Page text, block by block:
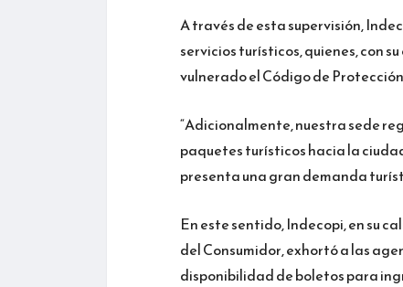
A través de esta supervisión,
servicios turísticos, quienes, con
vulnerado el Código de
“Adicionalmente, nuestra sede
paquetes turísticos hacia la
presenta una gran demanda
En este sentido, Indecopi, en su
del Consumidor, exhortó a las
disponibilidad de boletos para